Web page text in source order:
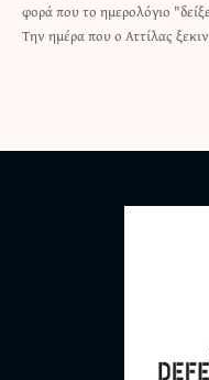
φορά που το ημερολόγιο
Την ημέρα που ο Αττίλας